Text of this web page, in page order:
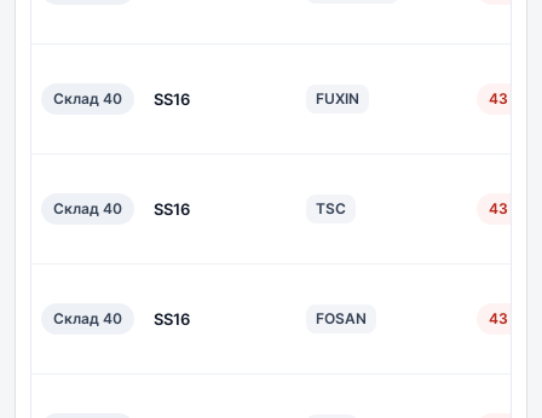
Склад 40 SS16 FUXIN 43 дн.
Склад 40 SS16 TSC 43 дн.
Склад 40 SS16 FOSAN 43 дн.